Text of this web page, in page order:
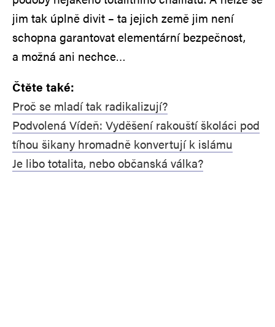
jim tak úplně divit – ta jejich země jim není
schopna garantovat elementární bezpečnost,
a možná ani nechce…
Čtěte také:
Proč se mladí tak radikalizují?
Podvolená Vídeň: Vyděšení rakouští školáci pod
tíhou šikany hromadně konvertují k islámu
Je libo totalita, nebo občanská válka?